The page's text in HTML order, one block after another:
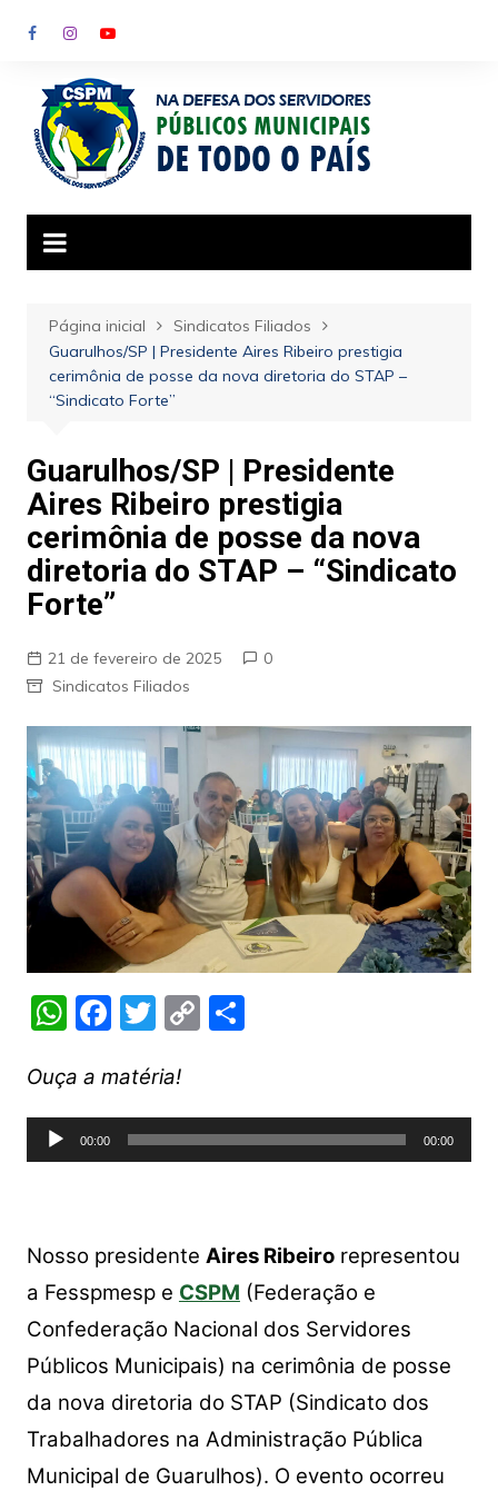
para
conteúdo
Página inicial
Sindicatos Filiados
Guarulhos/SP | Presidente Aires Ribeiro prestigia
cerimônia de posse da nova diretoria do STAP –
“Sindicato Forte”
Guarulhos/SP | Presidente
Aires Ribeiro prestigia
cerimônia de posse da nova
diretoria do STAP – “Sindicato
Forte”
21 de fevereiro de 2025
0
Sindicatos Filiados
W
at
s
A
F
c
e
b
k
T
itt
er
C
y
Li
S
e
Ouça a matéria!
Tocador
de
00:00 00:00
Nosso presidente Aires Ribeirorepresentou
a Fesspmesp e CSPM (Federação e
Confederação Nacional dos Servidores
Públicos Municipais) na cerimônia de posse
da nova diretoria do STAP (Sindicato dos
Trabalhadores na Administração Pública
Municipal de Guarulhos). O evento ocorreu